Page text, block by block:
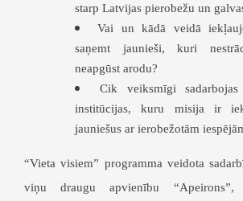
starp Latvijas pierobežu un
Vai un kādā veidā
saņemt jaunieši, kuri
neapgūst arodu?
Cik veiksmīgi
institūcijas, kuru misija ir
jauniešus ar ierobežotām
“Vieta visiem” programma veidota s
viņu draugu apvienību